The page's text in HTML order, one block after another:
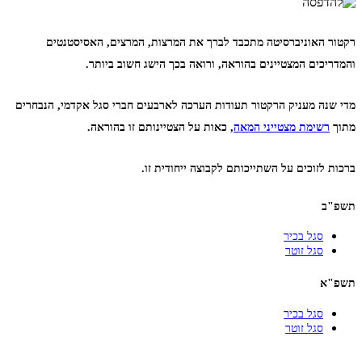
רקטור האוניברסיטה מתכבד לברך את המרצות, המרצים, האסיסטנטים
והמדריכים המצטיינים בהוראה, ורואה בכך הישג חשוב ביותר.
מדי שנה מעניק הרקטור תעודות הערכה לארבעים חברי סגל אקדמי, הנבחרים
מתוך רשימת מצטייני המאה, כאות על הצטיינותם זו בהוראה.
ברכות לזוכים על השתייכותם לקבוצה ייחודית זו.
תשפ"ב
סגל בכיר
סגל זוטר
תשפ"א
סגל בכיר
סגל זוטר